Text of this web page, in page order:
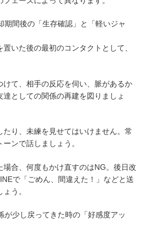
期間後の「生存確認」と「軽いジャ
いた後の最初のコンタクトとして、
けて、相手の反応を伺い、脈があるか
達としての関係の再建を図りましょ
たり、未練を見せてはいけません。常
ンで話しましょう。
場合、何度もかけ直すのはNG。後日改
で「ごめん、間違えた！」などと送
う。
が少し戻ってきた時の「好感度アッ